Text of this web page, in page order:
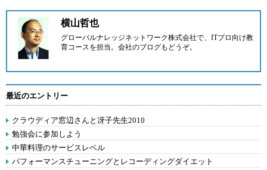
横山哲也
グローバルナレッジネットワーク株式会社で、ITプロ向け教
育コースを担当。 会社のブログもどうぞ。
最近のエントリー
クラウディア窓辺さんと冴子先生2010
勉強会に参加しよう
中華料理のサービスレベル
パフォーマンスチューニングとレコーディングダイエット